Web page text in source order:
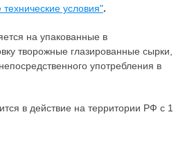
условия".
на упакованные в
творожные глазированные сырки,
употребления в
в действие на территории РФ с 1